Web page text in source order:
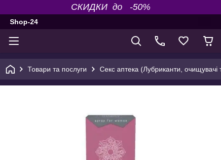
СКИДКИ до -50%
Shop-24
Товари та послуги Секс аптека (Лубриканти, очищувачі